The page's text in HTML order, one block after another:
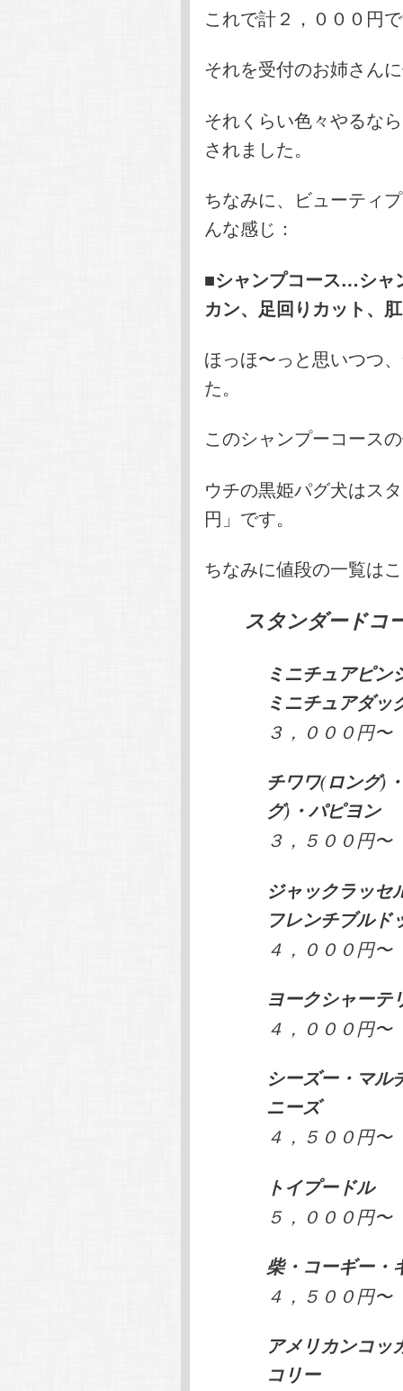
これで計２，０００円
それを受付のお姉さん
それくらい色々やるな
されました。
ちなみに、ビューティ
んな感じ：
■シャンプコース…シャ
カン、足回りカット、
ほっほ〜っと思いつつ
た。
このシャンプーコース
ウチの黒姫パグ犬はス
円」です。
ちなみに値段の一覧は
スタンダードコ
ミニチュアピン
ミニチュアダッ
３，０００円〜
チワワ(ロング)
グ)・パピヨン
３，５００円〜
ジャックラッセ
フレンチブルド
４，０００円〜
ヨークシャーテ
４，０００円〜
シーズー・マル
ニーズ
４，５００円〜
トイプードル
５，０００円〜
柴・コーギー・
４，５００円〜
アメリカンコッ
コリー